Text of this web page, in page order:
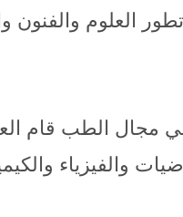
العلوم
مجال الطب قام
والفيزياء